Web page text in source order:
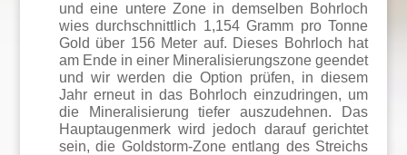
und eine untere Zone in demselben Bohrloch
wies durchschnittlich 1,154 Gramm pro Tonne
Gold über 156 Meter auf. Dieses Bohrloch hat
am Ende in einer Mineralisierungszone geendet
und wir werden die Option prüfen, in diesem
Jahr erneut in das Bohrloch einzudringen, um
die Mineralisierung tiefer auszudehnen. Das
Hauptaugenmerk wird jedoch darauf gerichtet
sein, die Goldstorm-Zone entlang des Streichs